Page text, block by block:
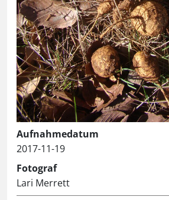
Aufnahmedatum
2017-11-19
Fotograf
Lari Merrett